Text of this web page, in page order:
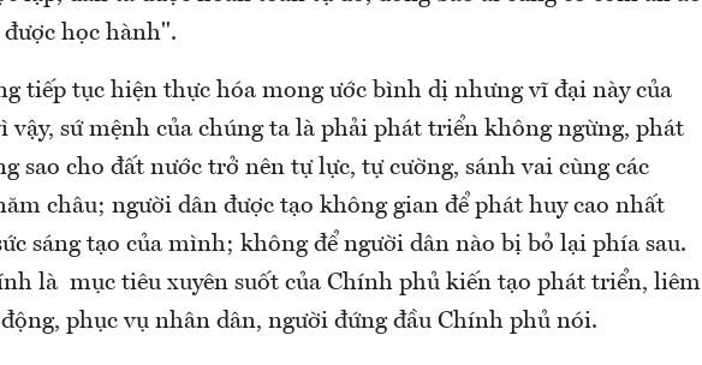
học hành".
tiếp tục hiện thực hóa mong ước bình dị nhưng vĩ đại này của
vậy, sứ mệnh của chúng ta là phải phát triển không ngừng, phát
sao cho đất nước trở nên tự lực, tự cường, sánh vai cùng các
châu; người dân được tạo không gian để phát huy cao nhất
sáng tạo của mình; không để người dân nào bị bỏ lại phía sau.
là mục tiêu xuyên suốt của Chính phủ kiến tạo phát triển, liêm
phục vụ nhân dân, người đứng đầu Chính phủ nói.